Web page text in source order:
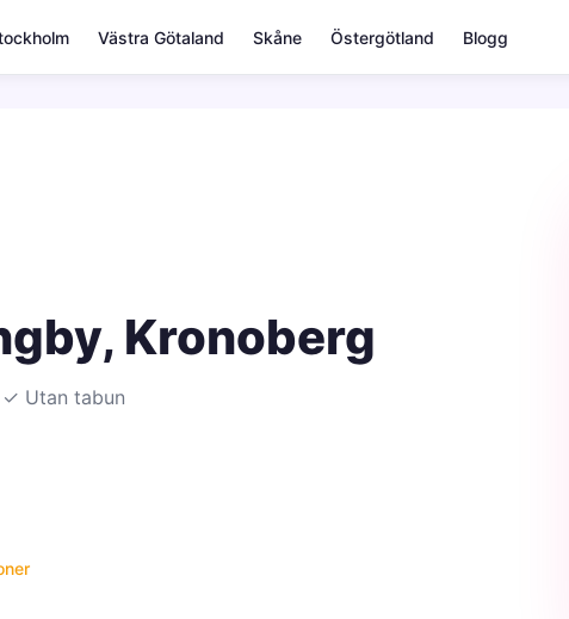
Västra Götaland Skåne Östergötland Blogg
Kronoberg
✓ Utan tabun